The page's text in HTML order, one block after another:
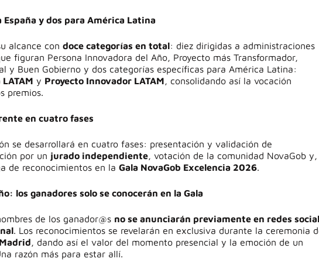
España y dos para América Latina
alcance condoce categorías en total: diez dirigidas a administraciones
figuran Persona Innovadora del Año, Proyecto más Transformador,
y Buen Gobierno y dos categorías específicas para América Latina:
y Proyecto Innovador LATAM , consolidando así la vocación
premios.
en cuatro fases
se desarrollará en cuatro fases: presentación y validación de
por un jurado independiente , votación de la comunidad NovaGob y,
de reconocimientos en laGala NovaGob Excelencia 2026
los ganadores solo se conocerán en la Gala
de los ganador@s no se anunciarán previamente en redes
. Los reconocimientos se revelarán en exclusiva durante la ceremonia
, dando así el valor del momento presencial y la emoción de un
razón más para estar allí.